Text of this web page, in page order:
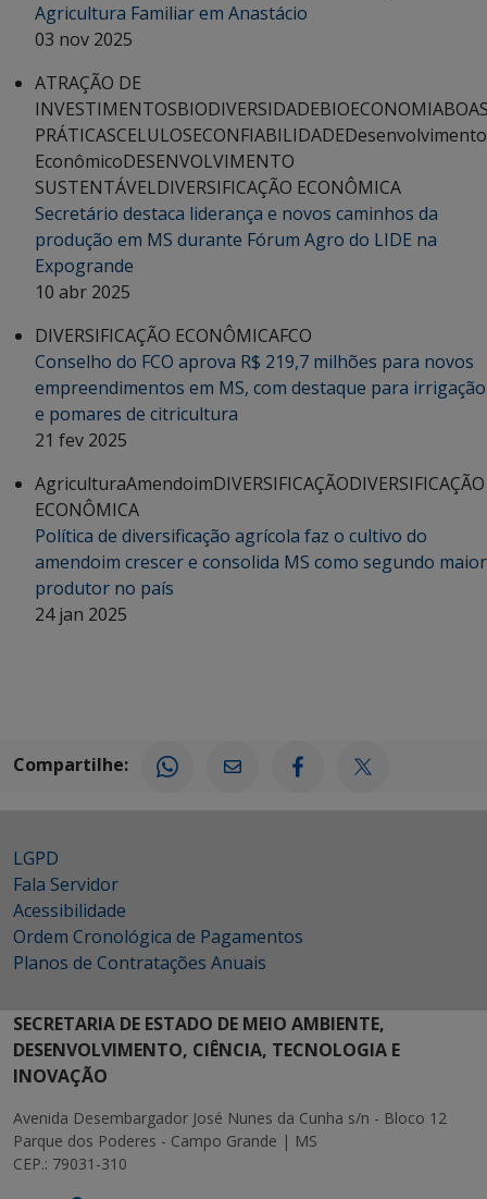
Agricultura Familiar em Anastácio
03 nov 2025
ATRAÇÃO DE
INVESTIMENTOSBIODIVERSIDADEBIOECONOMIA
PRÁTICASCELULOSECONFIABILIDADEDesenvolvimento
EconômicoDESENVOLVIMENTO
SUSTENTÁVELDIVERSIFICAÇÃO ECONÔMICA
Secretário destaca liderança e novos caminhos da
produção em MS durante Fórum Agro do LIDE na
Expogrande
10 abr 2025
DIVERSIFICAÇÃO ECONÔMICAFCO
Conselho do FCO aprova R$ 219,7 milhões para novos
empreendimentos em MS, com destaque para irrigação
e pomares de citricultura
21 fev 2025
AgriculturaAmendoimDIVERSIFICAÇÃODIVERSIFICAÇÃO
ECONÔMICA
Política de diversificação agrícola faz o cultivo do
amendoim crescer e consolida MS como segundo maior
produtor no país
24 jan 2025
Compartilhe:
LGPD
Fala Servidor
Acessibilidade
Ordem Cronológica de Pagamentos
Planos de Contratações Anuais
SECRETARIA DE ESTADO DE MEIO AMBIENTE,
DESENVOLVIMENTO, CIÊNCIA, TECNOLOGIA E
INOVAÇÃO
Avenida Desembargador José Nunes da Cunha s/n - Bloco 12
Parque dos Poderes - Campo Grande | MS
CEP.: 79031-310